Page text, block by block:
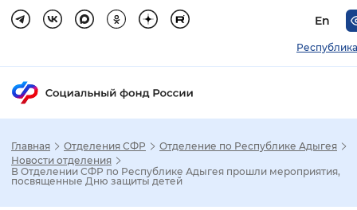
En
Главная Отделения СФР
Отделение по Республике Адыгея
Новости отделения
В Отделении СФР по Республике Адыгея прошли мероприятия,
посвященные Дню защиты детей